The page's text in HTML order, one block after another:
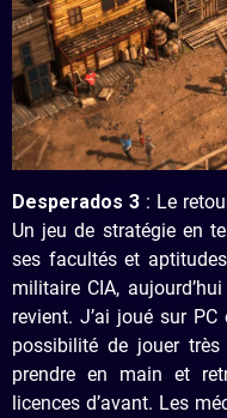
Desperados 3: Le
Un jeu de stratégie en
ses facultés et
militaire CIA,
revient. J’ai joué sur
possibilité de jouer
prendre en main et
licences d’avant. Les